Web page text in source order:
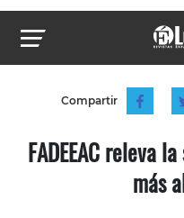
Compartir
FADEEAC releva
más